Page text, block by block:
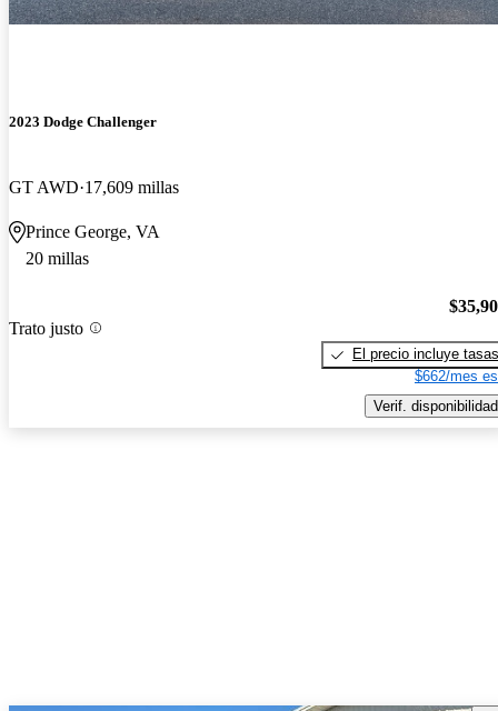
2023 Dodge Challenger
GT AWD 17,609 millas
Prince George, VA
20 millas
Trato justo
El precio incluye tasas
$662/mes
Verif. disponibilidad